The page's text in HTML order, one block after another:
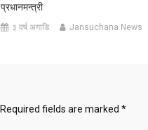
प्रधानमन्त्री
३ वर्ष अगाडि Jansuchana News
Required fields are marked *